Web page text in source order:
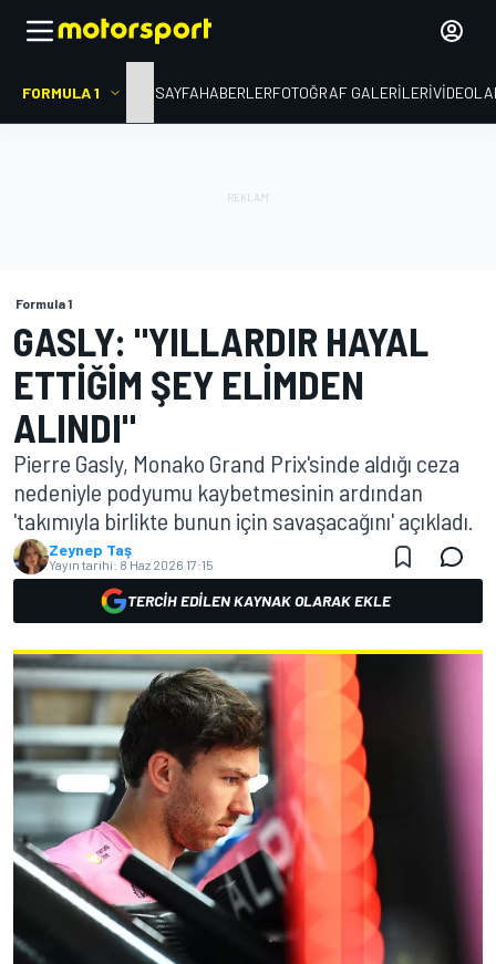
FORMULA 1 ANA SAYFAHABERLERFOTOĞRAF GALERILERI
Formula 1
GASLY: "YILLARDIR HAYAL
ETTIĞIM ŞEY ELIMDEN
ALINDI"
Pierre Gasly, Monako Grand Prix'sinde aldığı ceza
nedeniyle podyumu kaybetmesinin ardından
'takımıyla birlikte bunun için savaşacağını' açıkladı.
Zeynep Taş
Yayın tarihi: 8 Haz 2026 17:15
TERCIH EDILEN KAYNAK OLARAK EKLE